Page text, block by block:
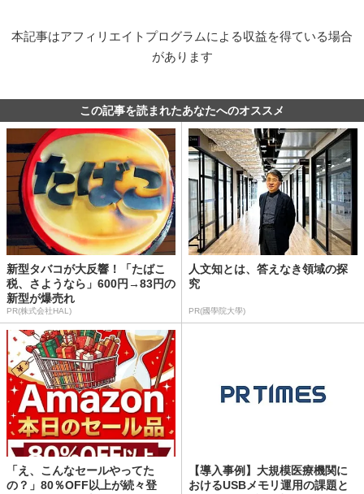
本記事はアフィリエイトプログラムによる収益を得ている場合
があります
この記事を読まれたあなたへのオススメ
新型タバコが大反響！「たばこ
税、さようなら」600円→83円の
新型が爆売れ
PR(株式会社HAL)
人文知とは、答えなき領域の探
究
PR(國學院大學)
「え、こんなセールやってた
の？」80％OFF以上が続々登
【導入事例】大規模医療機関に
おけるUSBメモリ運用の課題と